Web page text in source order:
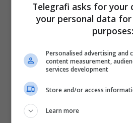
Telegrafi asks for your
your personal data
purposes:
Personalised advertising and
content measurement,
services development
Store and/or access
Learn more